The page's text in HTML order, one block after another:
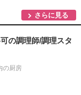
さらに見る
の調理師/調理スタ
の厨房